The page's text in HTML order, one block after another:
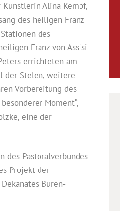
Alina Kempf,
des heiligen Franz
des
Franz von Assisi
errichteten am
der Stelen, weitere
Vorbereitung des
Moment“,
eine der
des Pastoralverbundes
Projekt der
Büren-